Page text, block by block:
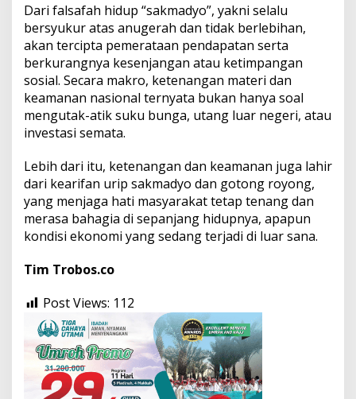
Dari falsafah hidup “sakmadyo”, yakni selalu
bersyukur atas anugerah dan tidak berlebihan,
akan tercipta pemerataan pendapatan serta
berkurangnya kesenjangan atau ketimpangan
sosial. Secara makro, ketenangan materi dan
keamanan nasional ternyata bukan hanya soal
mengutak-atik suku bunga, utang luar negeri, atau
investasi semata.
Lebih dari itu, ketenangan dan keamanan juga lahir
dari kearifan urip sakmadyo dan gotong royong,
yang menjaga hati masyarakat tetap tenang dan
merasa bahagia di sepanjang hidupnya, apapun
kondisi ekonomi yang sedang terjadi di luar sana.
Tim Trobos.co
Post Views: 112